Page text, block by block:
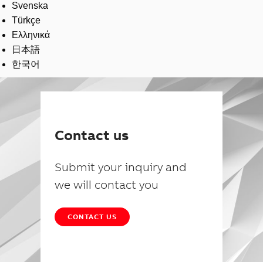
Svenska
Türkçe
Ελληνικά
日本語
한국어
Contact us
Submit your inquiry and
we will contact you
CONTACT US